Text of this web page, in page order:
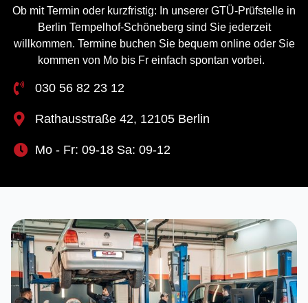
Ob mit Termin oder kurzfristig: In unserer GTÜ-Prüfstelle in
Berlin Tempelhof-Schöneberg sind Sie jederzeit
willkommen. Termine buchen Sie bequem online oder Sie
kommen von Mo bis Fr einfach spontan vorbei.
030 56 82 23 12
Rathausstraße 42, 12105 Berlin
Mo - Fr: 09-18 Sa: 09-12